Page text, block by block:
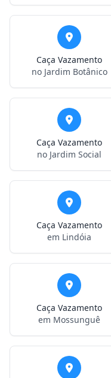
Caça Vazamento
no Jardim Botânico
Caça Vazamento
no Jardim Social
Caça Vazamento
em Lindóia
Caça Vazamento
em Mossunguê